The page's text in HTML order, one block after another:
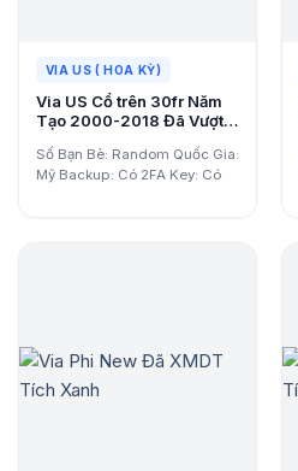
VIA US ( HOA KỲ)
Via US Cổ trên 30fr Năm
Tạo 2000-2018 Đã Vượt
Số Bạn Bè: Random Quốc Gia:
Mỹ Backup: Có 2FA Key: Có